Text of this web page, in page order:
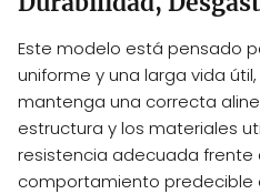
Este modelo está pensado
uniforme y una larga vida
mantenga una correcta
estructura y los materiales
resistencia adecuada frente
comportamiento predecible